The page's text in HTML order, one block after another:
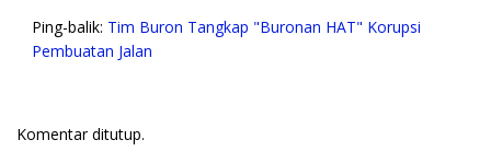
Ping-balik: Tim Buron Tangkap "Buronan HAT" Korupsi
Pembuatan Jalan
Komentar ditutup.